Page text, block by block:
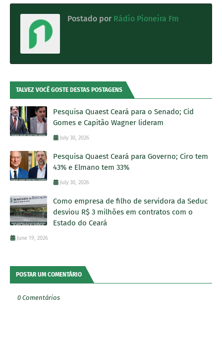
Postado por Rádio Pioneira Fm
TALVEZ VOCÊ GOSTE DESTAS POSTAGENS
Pesquisa Quaest Ceará para o Senado; Cid
Gomes e Capitão Wagner lideram
July 30, 2026
Pesquisa Quaest Ceará para Governo; Ciro tem
43% e Elmano tem 33%
July 30, 2026
Como empresa de filho de servidora da Seduc
desviou R$ 3 milhões em contratos com o
Estado do Ceará
June 19, 2026
POSTAR UM COMENTÁRIO
0 Comentários